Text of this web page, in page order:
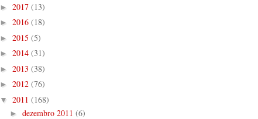
► 2017 (13)
► 2016 (18)
► 2015 (5)
► 2014 (31)
► 2013 (38)
► 2012 (76)
▼ 2011 (168)
► dezembro 2011 (6)